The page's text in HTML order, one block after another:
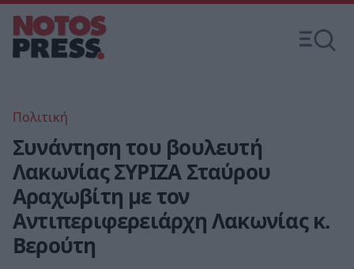
Πολιτική
Συνάντηση του βουλευτή
Λακωνίας ΣΥΡΙΖΑ Σταύρου
Αραχωβίτη με τον
Αντιπεριφερειάρχη Λακωνίας κ.
Βερούτη